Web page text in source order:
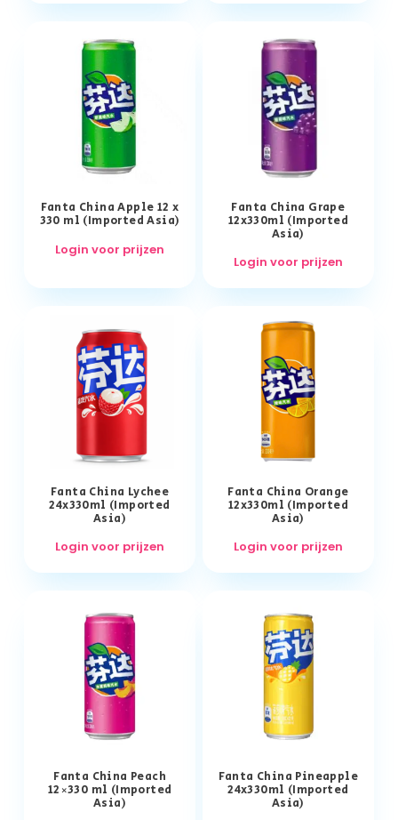
Fanta China Apple 12 x
330 ml (Imported Asia)
Login voor prijzen
Fanta China Grape
12x330ml (Imported
Asia)
Login voor prijzen
Fanta China Lychee
24x330ml (Imported
Asia)
Login voor prijzen
Fanta China Orange
12x330ml (Imported
Asia)
Login voor prijzen
Fanta China Peach
12×330 ml (Imported
Asia)
Fanta China Pineapple
24x330ml (Imported
Asia)